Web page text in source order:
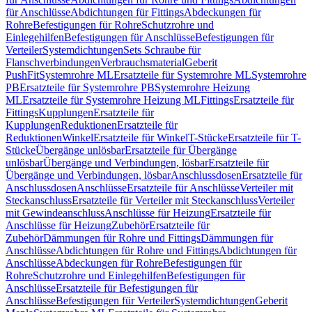
für AnschlüsseAbdichtungen für FittingsAbdeckungen für
RohreBefestigungen für RohreSchutzrohre und
EinlegehilfenBefestigungen für AnschlüsseBefestigungen für
VerteilerSystemdichtungenSets Schraube für
FlanschverbindungenVerbrauchsmaterialGeberit
PushFitSystemrohre MLErsatzteile für Systemrohre MLSystemrohre
PBErsatzteile für Systemrohre PBSystemrohre Heizung
MLErsatzteile für Systemrohre Heizung MLFittingsErsatzteile für
FittingsKupplungenErsatzteile für
KupplungenReduktionenErsatzteile für
ReduktionenWinkelErsatzteile für WinkelT-StückeErsatzteile für T-
StückeÜbergänge unlösbarErsatzteile für Übergänge
unlösbarÜbergänge und Verbindungen, lösbarErsatzteile für
Übergänge und Verbindungen, lösbarAnschlussdosenErsatzteile für
AnschlussdosenAnschlüsseErsatzteile für AnschlüsseVerteiler mit
SteckanschlussErsatzteile für Verteiler mit SteckanschlussVerteiler
mit GewindeanschlussAnschlüsse für HeizungErsatzteile für
Anschlüsse für HeizungZubehörErsatzteile für
ZubehörDämmungen für Rohre und FittingsDämmungen für
AnschlüsseAbdichtungen für Rohre und FittingsAbdichtungen für
AnschlüsseAbdeckungen für RohreBefestigungen für
RohreSchutzrohre und EinlegehilfenBefestigungen für
AnschlüsseErsatzteile für Befestigungen für
AnschlüsseBefestigungen für VerteilerSystemdichtungenGeberit